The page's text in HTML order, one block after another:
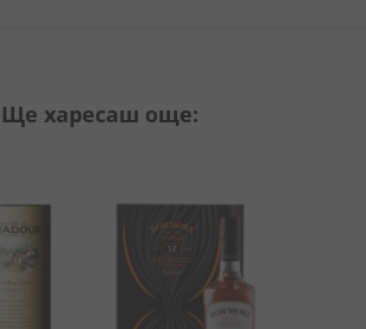
Ще харесаш още: